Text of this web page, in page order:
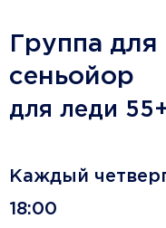
Группа для
сеньойор
для леди 55+
Каждый
18:00